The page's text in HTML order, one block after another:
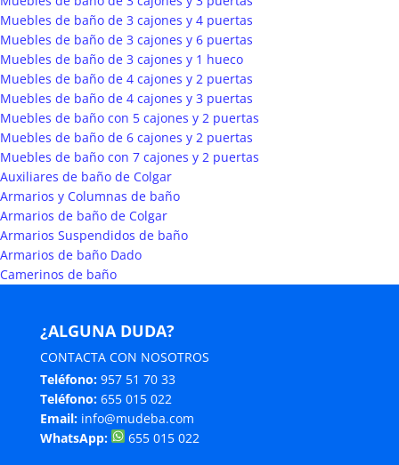
Muebles de baño de 3 cajones y 4 puertas
Muebles de baño de 3 cajones y 6 puertas
Muebles de baño de 3 cajones y 1 hueco
Muebles de baño de 4 cajones y 2 puertas
Muebles de baño de 4 cajones y 3 puertas
Muebles de baño con 5 cajones y 2 puertas
Muebles de baño de 6 cajones y 2 puertas
Muebles de baño con 7 cajones y 2 puertas
Auxiliares de baño de Colgar
Armarios y Columnas de baño
Armarios de baño de Colgar
Armarios Suspendidos de baño
Armarios de baño Dado
Camerinos de baño
¿ALGUNA DUDA?
CONTACTA CON NOSOTROS
Teléfono: 957 51 70 33
Teléfono: 655 015 022
Email: info@mudeba.com
WhatsApp:
655 015 022